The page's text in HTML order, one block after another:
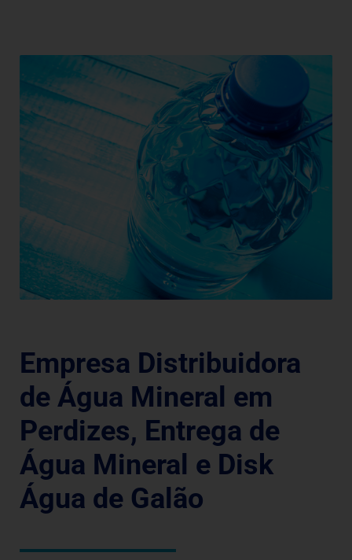
Empresa Distribuidora
de Água Mineral em
Perdizes, Entrega de
Água Mineral e Disk
Água de Galão